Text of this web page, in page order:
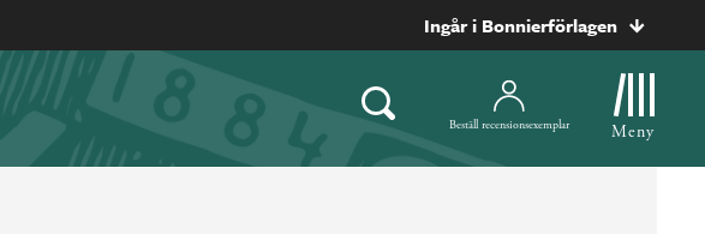
Ingår i Bonnierförlagen
Beställ recensionsexemplar Meny